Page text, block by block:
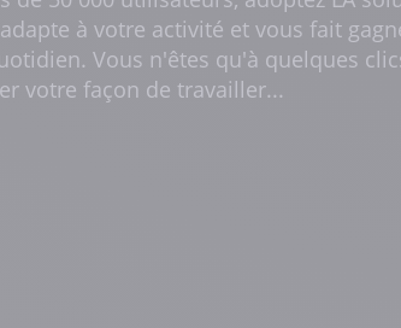
à votre activité et vous fait
Vous n'êtes qu'à quelques
votre façon de travailler...